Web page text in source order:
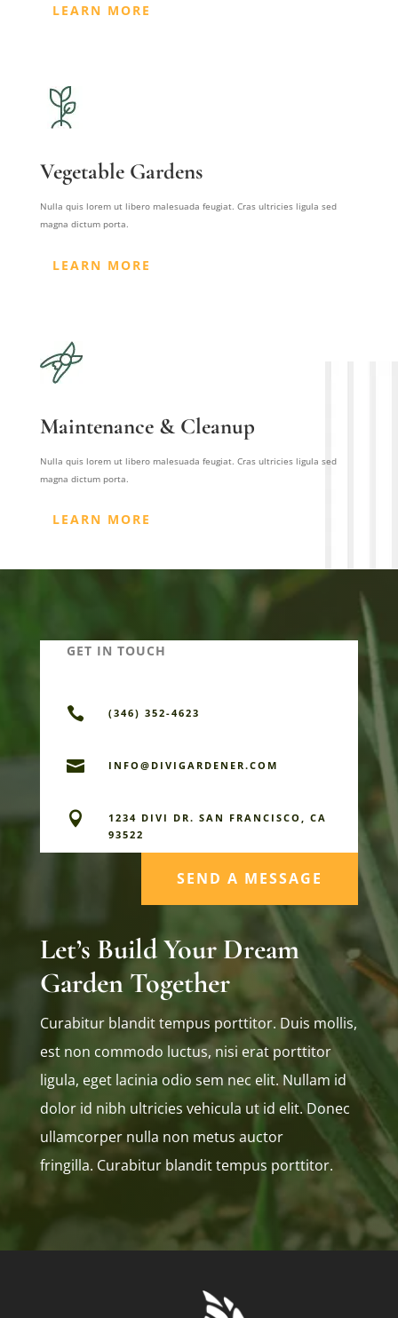
LEARN MORE
Vegetable Gardens
Nulla quis lorem ut libero malesuada feugiat. Cras ultricies ligula sed
magna dictum porta.
LEARN MORE
Maintenance & Cleanup
Nulla quis lorem ut libero malesuada feugiat. Cras ultricies ligula sed
magna dictum porta.
LEARN MORE
GET IN TOUCH
 (346) 352-4623
 INFO@DIVIGARDENER.COM

1234 DIVI DR. SAN FRANCISCO, CA
93522
SEND A MESSAGE
Let’s Build Your Dream
Garden Together
Curabitur blandit tempus porttitor. Duis mollis,
est non commodo luctus, nisi erat porttitor
ligula, eget lacinia odio sem nec elit. Nullam id
dolor id nibh ultricies vehicula ut id elit. Donec
ullamcorper nulla non metus auctor
fringilla. Curabitur blandit tempus porttitor.